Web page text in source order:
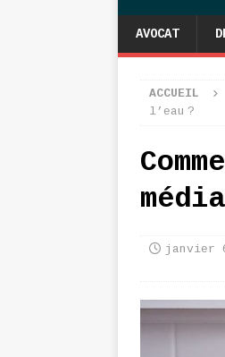
AVOCAT
ACCUEIL
l’eau ?
janvier